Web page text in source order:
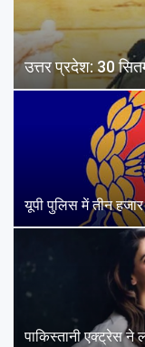
उत्तर प्रदेश: 30
यूपी पुलिस में तीन
पाकिस्तानी एक्ट्रेस ने